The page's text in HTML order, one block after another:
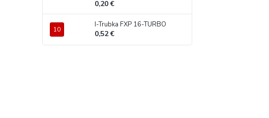
0,20 €
I-Trubka FXP 16-TURBO
0,52 €